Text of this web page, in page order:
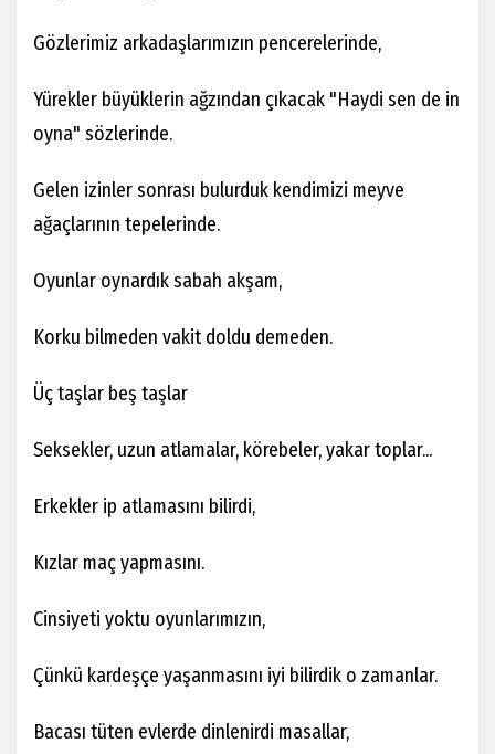
Gözlerimiz arkadaşlarımızın pencerelerinde,
Yürekler büyüklerin ağzından çıkacak "Haydi sen de in
oyna" sözlerinde.
Gelen izinler sonrası bulurduk kendimizi meyve
ağaçlarının tepelerinde.
Oyunlar oynardık sabah akşam,
Korku bilmeden vakit doldu demeden.
Üç taşlar beş taşlar
Seksekler, uzun atlamalar, körebeler, yakar toplar...
Erkekler ip atlamasını bilirdi,
Kızlar maç yapmasını.
Cinsiyeti yoktu oyunlarımızın,
Çünkü kardeşçe yaşanmasını iyi bilirdik o zamanlar.
Bacası tüten evlerde dinlenirdi masallar,